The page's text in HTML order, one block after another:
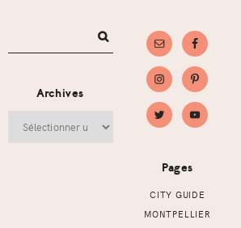
Archives
Pages
CITY GUIDE
MONTPELLIER